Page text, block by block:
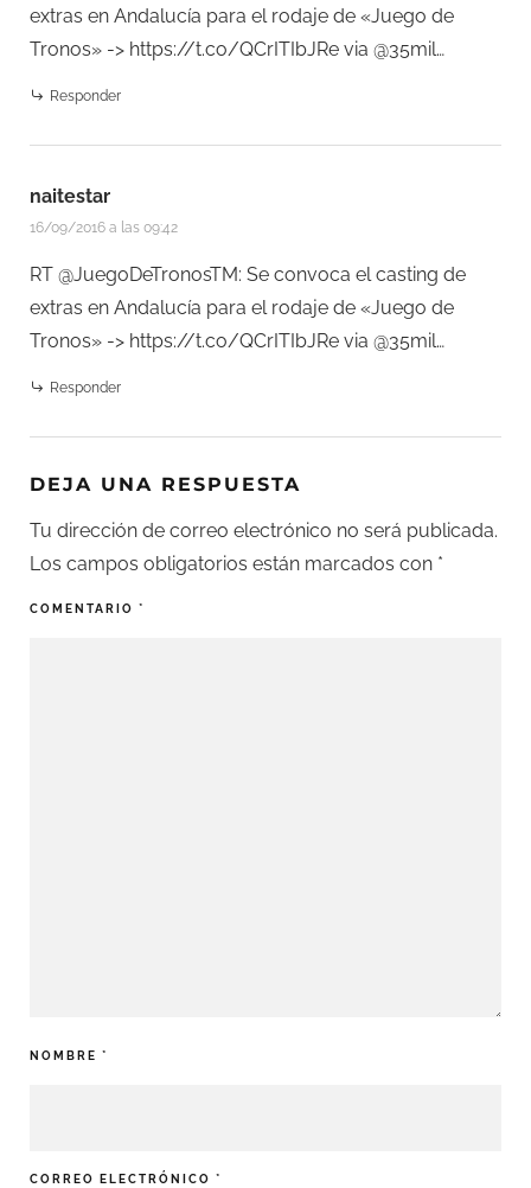
extras en Andalucía para el rodaje de «Juego de
Tronos» -> https://t.co/QCrITIbJRe via @35mil…
Responder
naitestar
16/09/2016 a las 09:42
RT @JuegoDeTronosTM: Se convoca el casting de
extras en Andalucía para el rodaje de «Juego de
Tronos» -> https://t.co/QCrITIbJRe via @35mil…
Responder
DEJA UNA RESPUESTA
Tu dirección de correo electrónico no será publicada.
Los campos obligatorios están marcados con *
COMENTARIO *
NOMBRE *
CORREO ELECTRÓNICO *